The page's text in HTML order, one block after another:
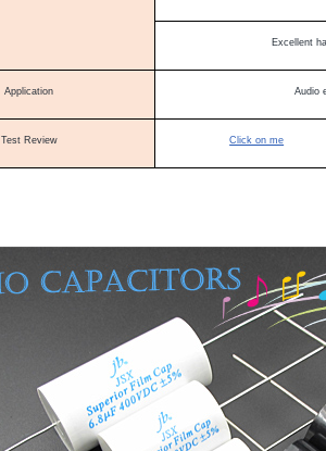
Excellent
Application Audio
Test Review Click on me